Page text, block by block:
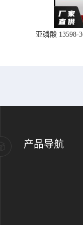
亚磷酸 13598-
产品导航